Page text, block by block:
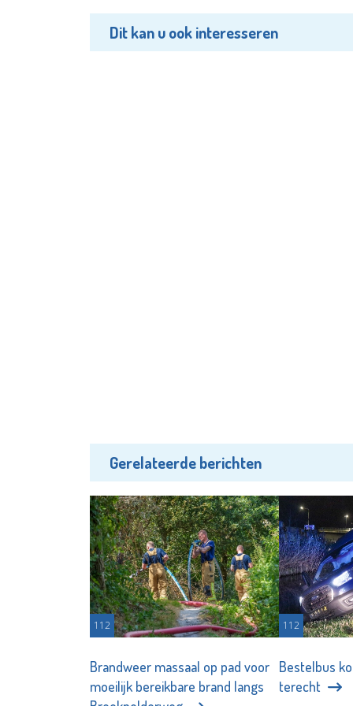
Dit kan u ook interesseren
Gerelateerde berichten
112
Brandweer massaal op pad voor
moeilijk bereikbare brand langs
112
Bestelbus
terecht